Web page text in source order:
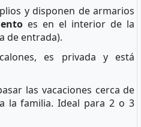
y disponen de armarios
es en el interior de la
de entrada).
es privada y está
las vacaciones cerca de
la familia. Ideal para 2 o 3